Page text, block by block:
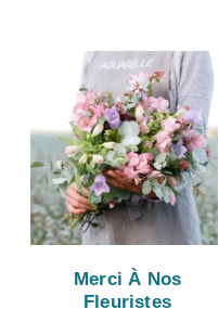
Merci À Nos
Fleuristes